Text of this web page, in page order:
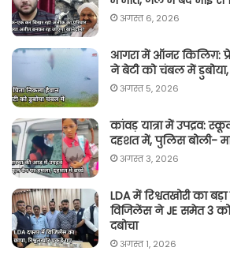
अगस्त 6, 2026
आगरा में ऑनर किलिग़:
ने बेटी को चंबल में डुबोया,
अगस्त 5, 2026
कांवड़ यात्रा में उपद्रव:
दहशत में, पुलिस बोली-
अगस्त 3, 2026
LDA में रिश्वतखोरी का
विजिलेंस ने JE समेत 3 को
दबोचा
अगस्त 1, 2026